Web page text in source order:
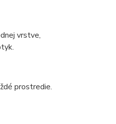
vrstve,
prostredie.